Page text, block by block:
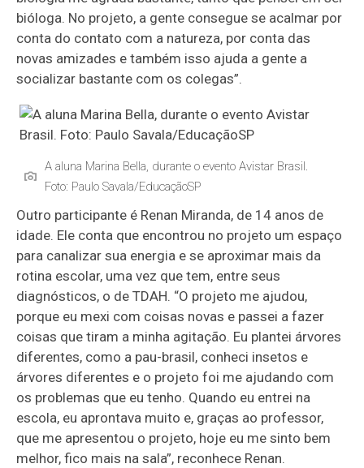
bióloga. No projeto, a gente consegue se acalmar por
conta do contato com a natureza, por conta das
novas amizades e também isso ajuda a gente a
socializar bastante com os colegas”.
A aluna Marina Bella, durante o evento Avistar Brasil.
Foto: Paulo Savala/EducaçãoSP
Outro participante é Renan Miranda, de 14 anos de
idade. Ele conta que encontrou no projeto um espaço
para canalizar sua energia e se aproximar mais da
rotina escolar, uma vez que tem, entre seus
diagnósticos, o de TDAH. “O projeto me ajudou,
porque eu mexi com coisas novas e passei a fazer
coisas que tiram a minha agitação. Eu plantei árvores
diferentes, como a pau-brasil, conheci insetos e
árvores diferentes e o projeto foi me ajudando com
os problemas que eu tenho. Quando eu entrei na
escola, eu aprontava muito e, graças ao professor,
que me apresentou o projeto, hoje eu me sinto bem
melhor, fico mais na sala”, reconhece Renan.